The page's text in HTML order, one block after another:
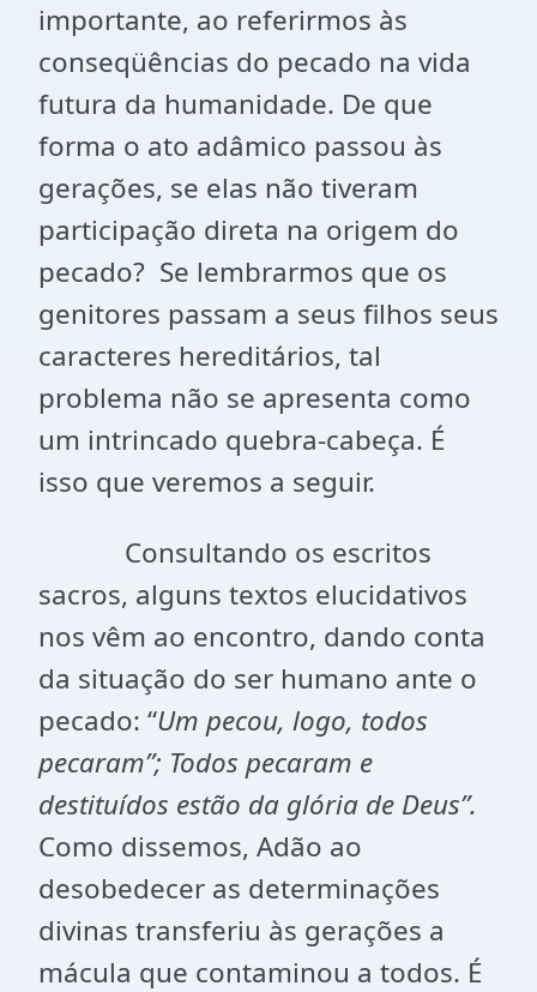
importante, ao referirmos às
conseqüências do pecado na vida
futura da humanidade. De que
forma o ato adâmico passou às
gerações, se elas não tiveram
participação direta na origem do
pecado? Se lembrarmos que os
genitores passam a seus filhos seus
caracteres hereditários, tal
problema não se apresenta como
um intrincado quebra-cabeça. É
isso que veremos a seguir.
Consultando os escritos
sacros, alguns textos elucidativos
nos vêm ao encontro, dando conta
da situação do ser humano ante o
pecado: “Um pecou, logo, todos
pecaram”; Todos pecaram e
destituídos estão da glória de Deus”.
Como dissemos, Adão ao
desobedecer as determinações
divinas transferiu às gerações a
mácula que contaminou a todos. É